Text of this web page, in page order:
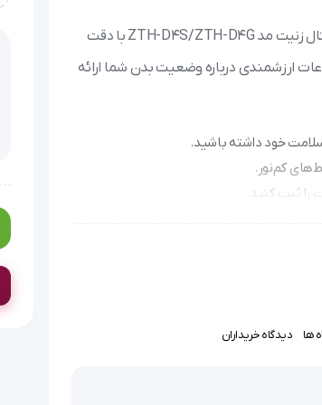
همیشه برای نظارت بر سلامت و تناسب اندام خود، به یک ترازوی دقیق و قابل اعتماد نیاز دارید. ترازو دیجیتال زنیت مد ZTH-D4S/ZTH-D4G با دقت
ارزشمندی درباره وضعیت بدن شما ارائه
بسیار محبوب شود.
ها دیدگاه خریداران